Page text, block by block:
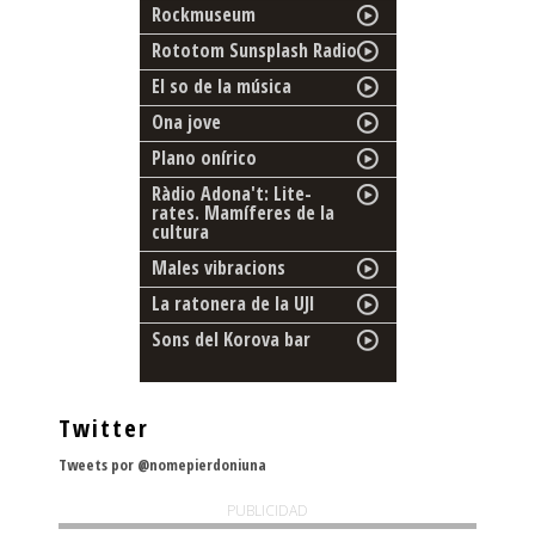
Rockmuseum
Rototom Sunsplash Radio
El so de la música
Ona jove
Plano onírico
Ràdio Adona't: Lite-
rates. Mamíferes de la
cultura
Males vibracions
La ratonera de la UJI
Sons del Korova bar
Twitter
Tweets por @nomepierdoniuna
PUBLICIDAD